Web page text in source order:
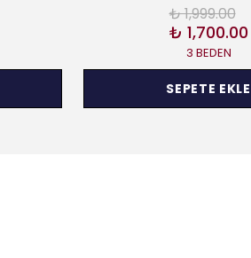
₺ 1,999.00
₺ 1,700.00
3 BEDEN
SEPETE EKLE